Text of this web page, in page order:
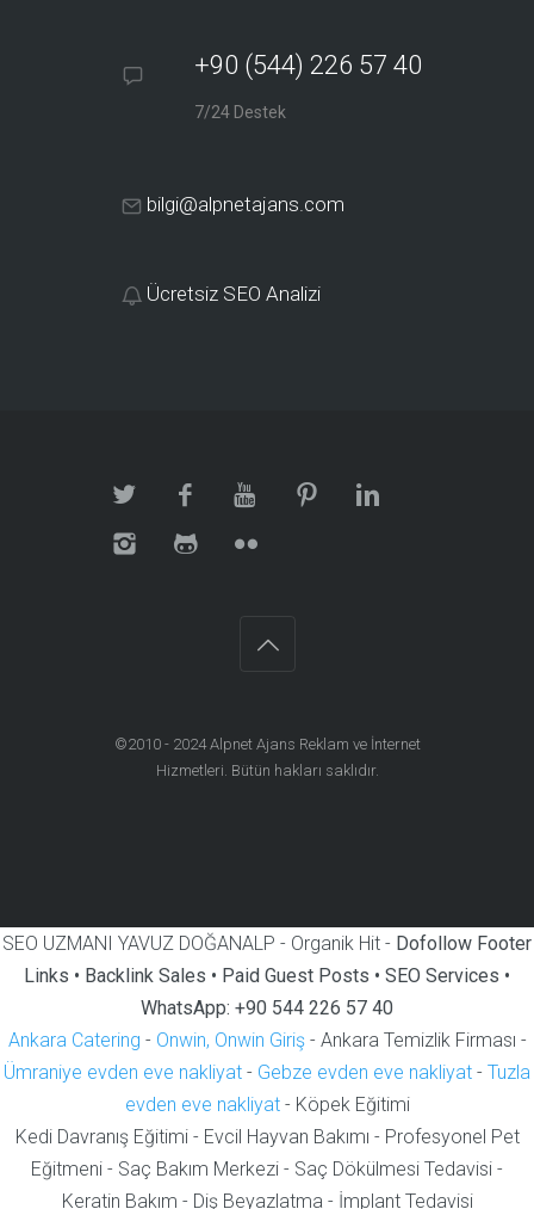
+90 (544) 226 57 40
7/24 Destek
bilgi@alpnetajans.com
Ücretsiz SEO Analizi
©2010 - 2024Alpnet Ajans Reklam ve İnternet
Hizmetleri . Bütün hakları saklıdır.
SEO UZMANI YAVUZ DOĞANALP - Organik Hit - Dofollow Footer
Links • Backlink Sales • Paid Guest Posts • SEO Services •
WhatsApp: +90 544 226 57 40
Ankara Catering - Onwin, Onwin Giriş- Ankara Temizlik Firması -
Ümraniye evden eve nakliyat - Gebze evden eve nakliyat - Tuzla
evden eve nakliyat- Köpek Eğitimi
Kedi Davranış Eğitimi - Evcil Hayvan Bakımı - Profesyonel Pet
Eğitmeni - Saç Bakım Merkezi - Saç Dökülmesi Tedavisi -
Keratin Bakım - Diş Beyazlatma - İmplant Tedavisi